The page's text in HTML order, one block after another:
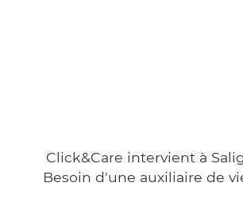
Click&Care intervient à
Besoin d'une auxiliaire de